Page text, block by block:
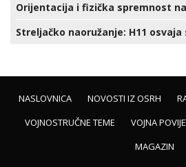
Orijentacija i fizička spremnost
Streljačko naoružanje: H11
NASLOVNICA NOVOSTI IZ OSRH
VOJNOSTRUČNE TEME
VOJNA
MAGAZIN